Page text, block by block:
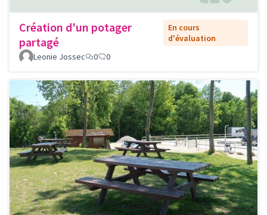
Création d'un potager
partagé
En cours
d'évaluation
Leonie Jossec
0 0